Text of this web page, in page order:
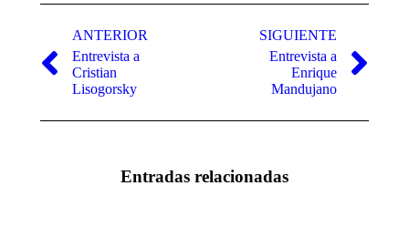
entre
publicaciones
ANTERIOR
Publicación
anterior:
Entrevista a
Cristian
Lisogorsky
SIGUIENTE
Publicación
siguiente:
Entrevista a
Enrique
Mandujano
Entradas relacionadas